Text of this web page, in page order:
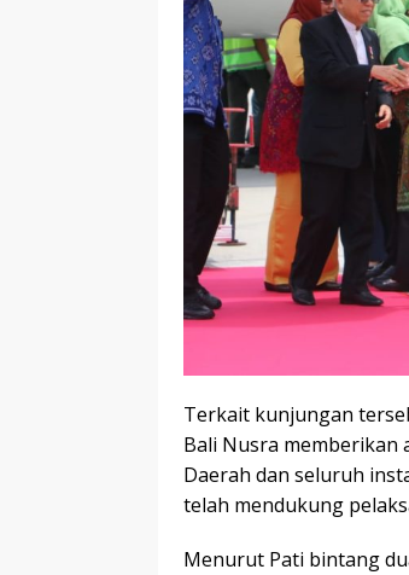
Terkait kunjungan
Bali Nusra memberikan
Daerah dan seluruh
telah mendukung
Menurut Pati bintang